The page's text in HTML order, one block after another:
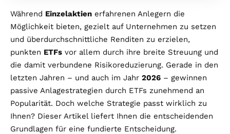
Während Einzelaktien erfahrenen Anlegern die
Möglichkeit bieten, gezielt auf Unternehmen zu setzen
und überdurchschnittliche Renditen zu erzielen,
punkten ETFs vor allem durch ihre breite Streuung und
die damit verbundene Risikoreduzierung. Gerade in den
letzten Jahren – und auch im Jahr 2026 – gewinnen
passive Anlagestrategien durch ETFs zunehmend an
Popularität. Doch welche Strategie passt wirklich zu
Ihnen? Dieser Artikel liefert Ihnen die entscheidenden
Grundlagen für eine fundierte Entscheidung.